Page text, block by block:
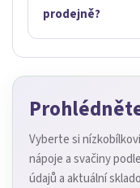
prodejně?
Vyberte si
nápoje a svačiny
údajů a aktuální